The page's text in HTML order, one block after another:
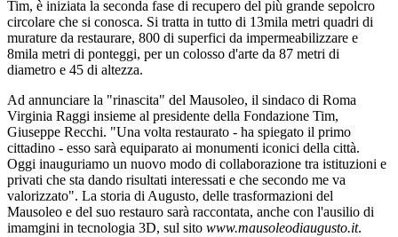
Tim, è iniziata la seconda fase di recupero del più grande sepolcro
circolare che si conosca. Si tratta in tutto di 13mila metri quadri di
murature da restaurare, 800 di superfici da impermeabilizzare e
8mila metri di ponteggi, per un colosso d'arte da 87 metri di
diametro e 45 di altezza.
Ad annunciare la "rinascita" del Mausoleo, il sindaco di Roma
Virginia Raggi insieme al presidente della Fondazione Tim,
Giuseppe Recchi. "Una volta restaurato - ha spiegato il primo
cittadino - esso sarà equiparato ai monumenti iconici della città.
Oggi inauguriamo un nuovo modo di collaborazione tra istituzioni e
privati che sta dando risultati interessati e che secondo me va
valorizzato". La storia di Augusto, delle trasformazioni del
Mausoleo e del suo restauro sarà raccontata, anche con l'ausilio di
imamgini in tecnologia 3D, sul sito www.mausoleodiaugusto.it.